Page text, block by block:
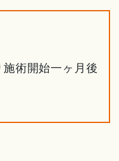
術開始一ヶ月後